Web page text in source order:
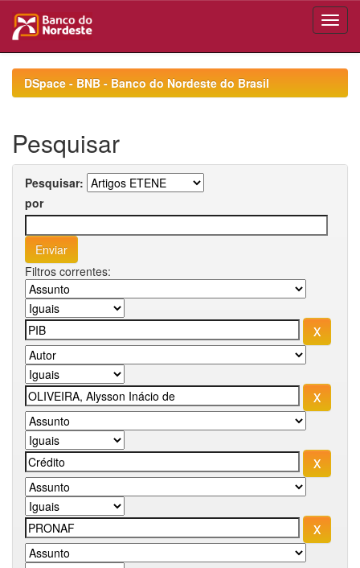
navigationDSpace - BNB - Banco do Nordeste do Brasil
Pesquisar
Pesquisar:
por
Filtros correntes: